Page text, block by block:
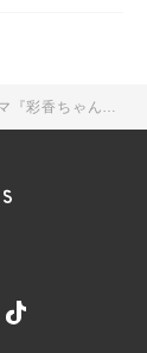
加藤史帆×森カンナW主演ドラマ『彩香ちゃんは弘子先輩に恋してる』続編放送決定